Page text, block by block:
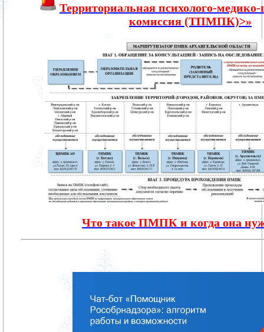
Территориальная психолого-медико-
комиссия (ТПМПК)>»
Что такое ПМПК и когда она